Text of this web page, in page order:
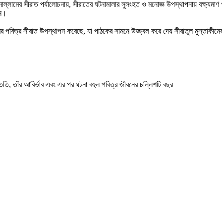
সীরাত পর্যালোচনায়, সীরাতের ঘটনামালার সুসংহত ও মনোজ্ঞ উপস্থাপনায়
পবিত্র সীরাত উপস্থাপন করেছে, যা পাঠকের সামনে উজ্জ্বল করে দেয় সীরাতুল
তাঁর আবির্ভাব এবং এর পর ঘটনা বহুল পবিত্র জীবনের চল্লিশটি বছর